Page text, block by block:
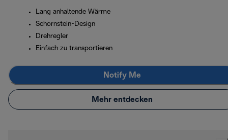
Lang anhaltende Wärme
Schornstein-Design
Drehregler
Einfach zu transportieren
Notify Me
Mehr entdecken